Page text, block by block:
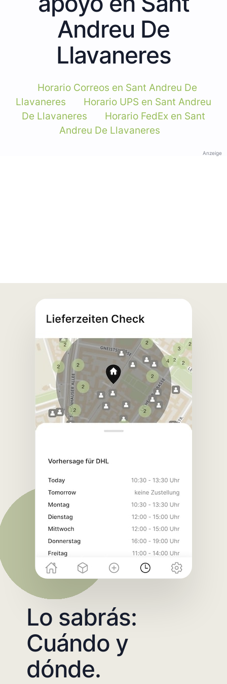
Andreu De
Llavaneres
Horario Correos en Sant Andreu De
Llavaneres
Horario UPS en Sant Andreu
De Llavaneres
Horario FedEx en Sant
Andreu De Llavaneres
Anzeige
Lo sabrás:
Cuándo y
dónde.